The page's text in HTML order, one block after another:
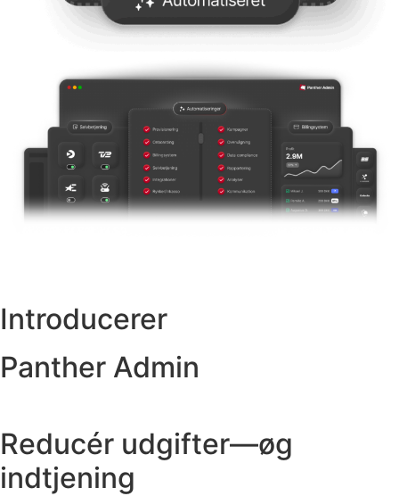
Introducerer
Panther Admin
Reducér udgifter—øg
indtjening